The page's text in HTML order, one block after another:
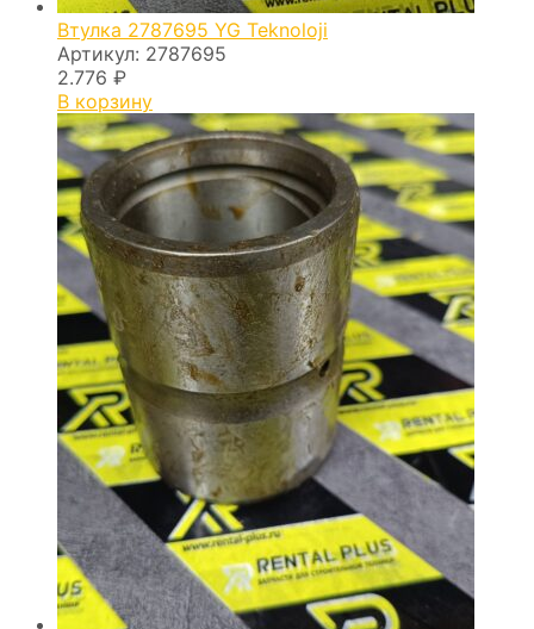
Втулка 2787695 YG Teknoloji
Артикул: 2787695
2.776 ₽
В корзину